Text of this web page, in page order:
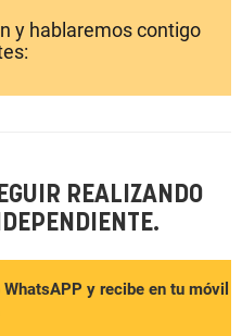
y hablaremos contigo
REALIZANDO
y recibe en tu móvil